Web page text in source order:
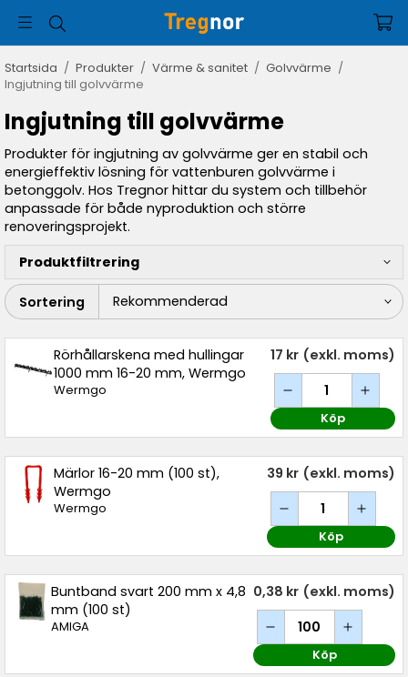
Startsida / Produkter / Värme & sanitet / Golvvärme /
Ingjutning till golvvärme
Ingjutning till golvvärme
Produkter för ingjutning av golvvärme ger en stabil och
energieffektiv lösning för vattenburen golvvärme i
betonggolv. Hos Tregnor hittar du system och tillbehör
anpassade för både nyproduktion och större
renoveringsprojekt.
Produktfiltrering
Sortering
Rörhållarskena med hullingar
1000 mm 16-20 mm, Wermgo
Wermgo
17 kr (exkl. moms)
Köp
Märlor 16-20 mm (100 st),
Wermgo
Wermgo
39 kr (exkl. moms)
Köp
Buntband svart 200 mm x 4,8
mm (100 st)
AMIGA
0,38 kr (exkl. moms)
Köp